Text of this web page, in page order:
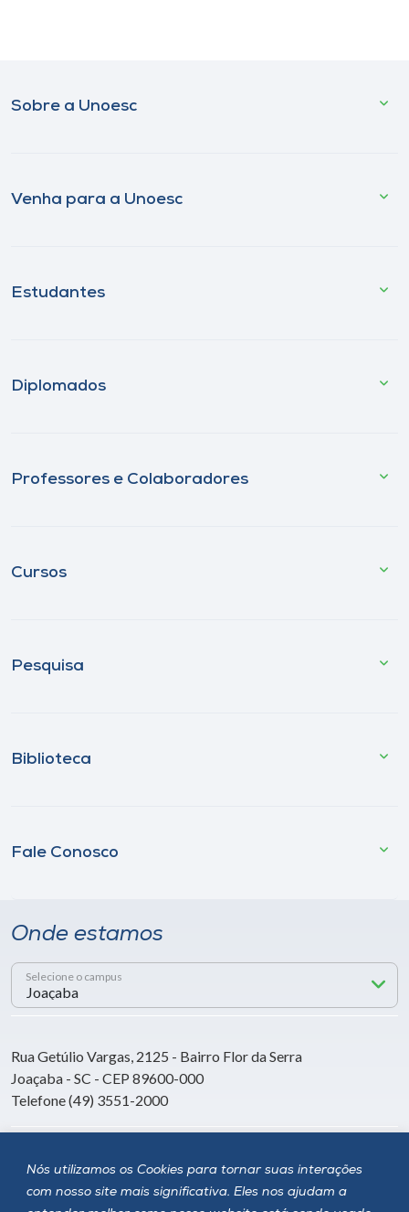
Nós utilizamos os Cookies para tornar suas interações
com nosso site mais significativa. Eles nos ajudam a
Sobre a Unoesc
Venha para a Unoesc
Estudantes
Diplomados
Professores e Colaboradores
Cursos
Pesquisa
Biblioteca
Fale Conosco
Onde estamos
Selecione o campus
Rua Getúlio Vargas, 2125 - Bairro Flor da Serra
Joaçaba - SC - CEP 89600-000
Telefone (49) 3551-2000
Siga a Unoesc